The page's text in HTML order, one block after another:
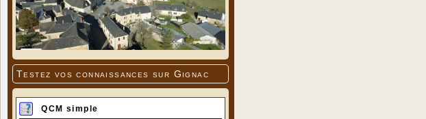
Testez vos connaissances sur Gignac
QCM simple